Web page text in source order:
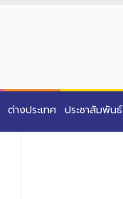
ต่างประเทศ ประชาสัมพันธ์